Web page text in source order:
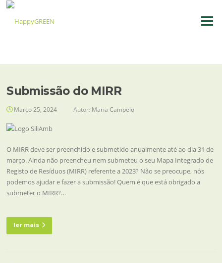
Saltar
Menu
Submissão do MIRR
Março 25, 2024 Autor: Maria Campelo
O MIRR deve ser preenchido e submetido anualmente até ao dia 31 de
março. Ainda não preencheu nem submeteu o seu Mapa Integrado de
Registo de Resíduos (MIRR) referente a 2023? Não se preocupe, nós
podemos ajudar e fazer a submissão! Quem é que está obrigado a
submeter o MIRR?…
ler mais